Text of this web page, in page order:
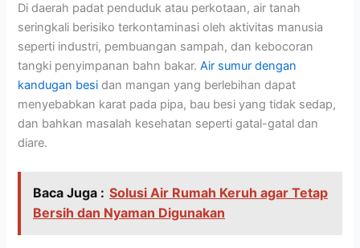
Di daerah padat penduduk atau perkotaan, air tanah
seringkali berisiko terkontaminasi oleh aktivitas manusia
seperti industri, pembuangan sampah, dan kebocoran
tangki penyimpanan bahn bakar.Air sumur dengan
kandugan besi dan mangan yang berlebihan dapat
menyebabkan karat pada pipa, bau besi yang tidak sedap,
dan bahkan masalah kesehatan seperti gatal-gatal dan
diare.
Baca Juga : Solusi Air Rumah Keruh agar Tetap
Bersih dan Nyaman Digunakan